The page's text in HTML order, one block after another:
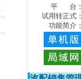
平 台：
试用转正式：
功能简介：